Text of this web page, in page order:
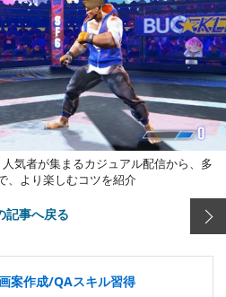
気者が集まるカジュアル配信から、多
、より楽しむコツを紹介
記事へ戻る
案作成/QAスキル習得